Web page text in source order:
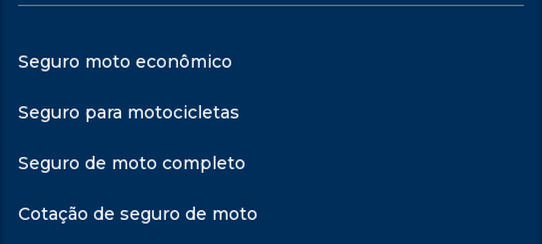
Seguro moto econômico
Seguro para motocicletas
Seguro de moto completo
Cotação de seguro de moto